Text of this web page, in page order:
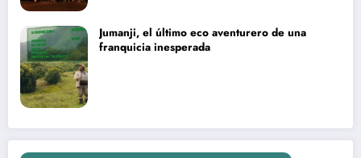
Jumanji, el último eco aventurero de una
franquicia inesperada